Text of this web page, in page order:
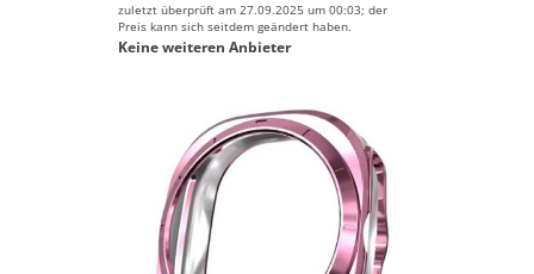
zuletzt überprüft am 27.09.2025 um 00:03; der
Preis kann sich seitdem geändert haben.
Keine weiteren Anbieter